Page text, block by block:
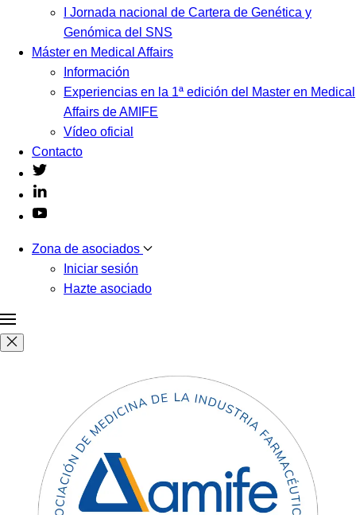
I Jornada nacional de Cartera de Genética y
Genómica del SNS
Máster en Medical Affairs
Información
Experiencias en la 1ª edición del Master en Medical
Affairs de AMIFE
Vídeo oficial
Contacto
Zona de asociados
Iniciar sesión
Hazte asociado